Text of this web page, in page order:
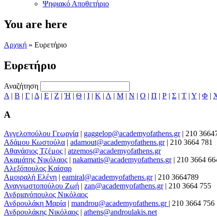
Ψηφιακό Αποθετήριο
You are here
Αρχική » Ευρετήριο
Ευρετήριο
Αναζήτηση
Α | Β | Γ | Δ | Ε | Ζ |Ή | Θ | Ι | Κ | Λ | Μ | Ν | Ο | Π | Ρ | Σ | Τ | Υ | Φ |
Α
Αγγελοπούλου Γεωργία | gaggelop@academyofathens.gr | 210
Αδάμου Κωστούλα | adamout@academyofathens.gr | 210 3664 781
Αθανάσιος Τζέμος | atzemos@academyofathens.gr
Ακαμάτης Νικόλαος | nakamatis@academyofathens.gr | 210 3664
Αλεξόπουλος Kαίσαρ
Αμοιραλή Ελένη | eamiral@academyofathens.gr | 210 3664789
Αναγνωστοπούλου Zωή | zan@academyofathens.gr | 210 3664 755
Ανδριανόπουλος Νικόλαος
Ανδρουλάκη Μαρία | mandrou@academyofathens.gr | 210 3664 756
Ανδρουλάκης Νικόλαος | athens@androulakis.net